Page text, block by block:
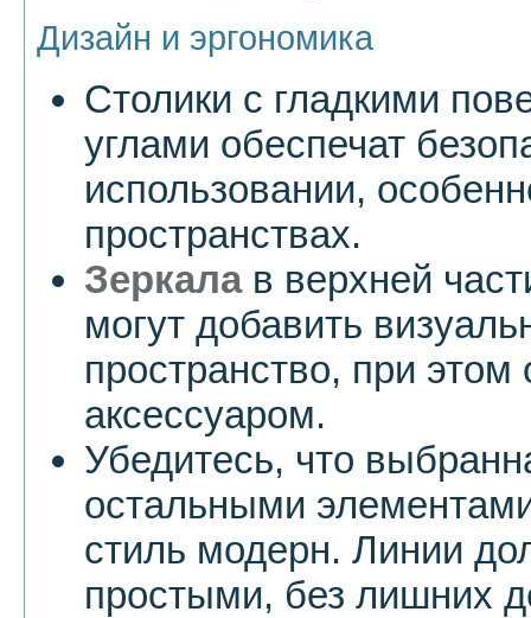
Дизайн и эргономика
Столики с гладкими
углами обеспечат
использовании,
пространствах.
Зеркалав верхней
могут добавить
пространство, при
аксессуаром.
Убедитесь, что
остальными
стиль модерн. Линии
простыми, без лишних